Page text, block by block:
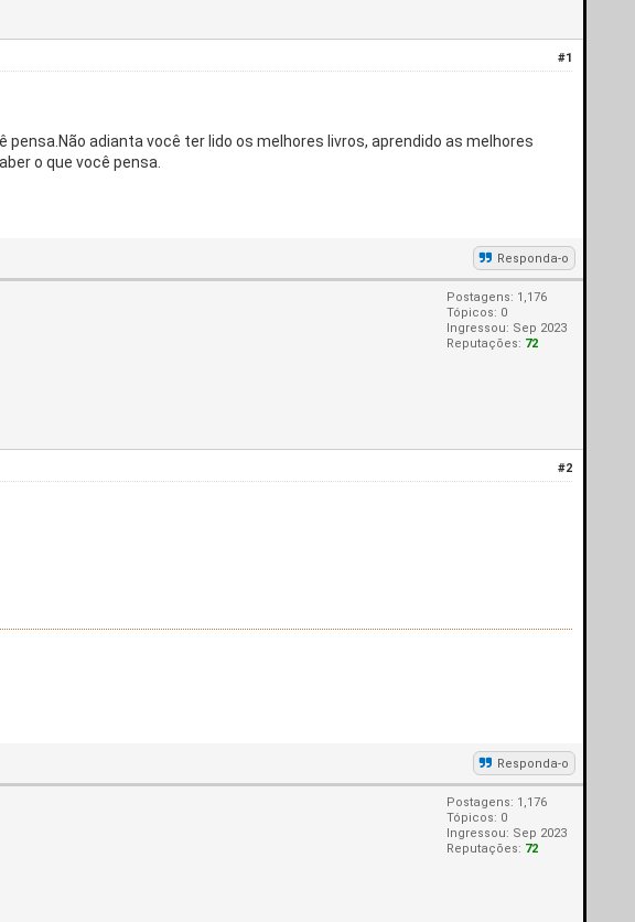
#1
adianta você ter lido os melhores livros, aprendido as melhores
o que você pensa.
Responda-o
Postagens: 1,176
Tópicos: 0
Ingressou: Sep 2023
Reputações: 72
#2
Responda-o
Postagens: 1,176
Tópicos: 0
Ingressou: Sep 2023
Reputações: 72